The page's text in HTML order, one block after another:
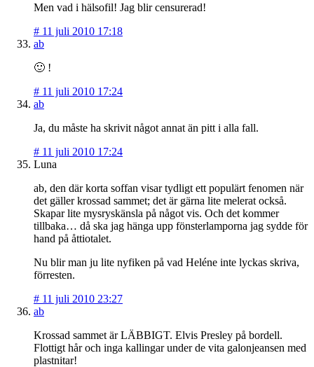
Men vad i hälsofil! Jag blir censurerad!
# 11 juli 2010 17:18
ab
🙂 !
# 11 juli 2010 17:24
ab
Ja, du måste ha skrivit något annat än pitt i alla fall.
# 11 juli 2010 17:24
Luna
ab, den där korta soffan visar tydligt ett populärt fenomen när
det gäller krossad sammet; det är gärna lite melerat också.
Skapar lite mysryskänsla på något vis. Och det kommer
tillbaka… då ska jag hänga upp fönsterlamporna jag sydde för
hand på åttiotalet.
Nu blir man ju lite nyfiken på vad Heléne inte lyckas skriva,
förresten.
# 11 juli 2010 23:27
ab
Krossad sammet är LÄBBIGT. Elvis Presley på bordell.
Flottigt hår och inga kallingar under de vita galonjeansen med
plastnitar!